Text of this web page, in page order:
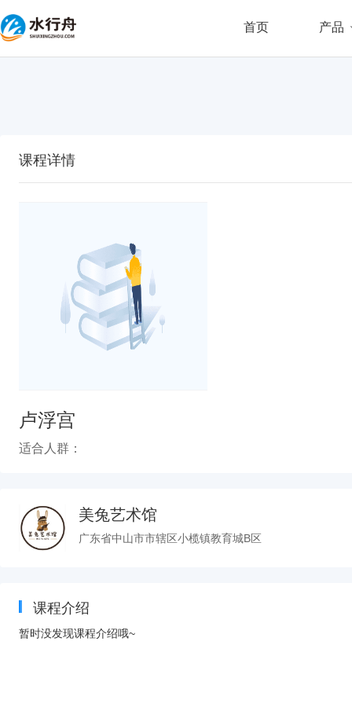
首页 产品
课程详情
卢浮宫
适合人群：
美兔艺术馆
广东省中山市市辖区小榄镇教育城B区
课程介绍
暂时没发现课程介绍哦~